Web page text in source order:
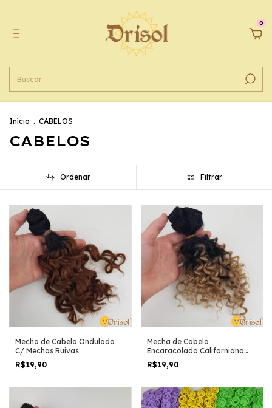
0
Início . CABELOS
CABELOS
Ordenar Filtrar
Mecha de Cabelo Ondulado
C/ Mechas Ruivas
R$19,90
Mecha de Cabelo
Encaracolado Californiana
Loira
R$19,90